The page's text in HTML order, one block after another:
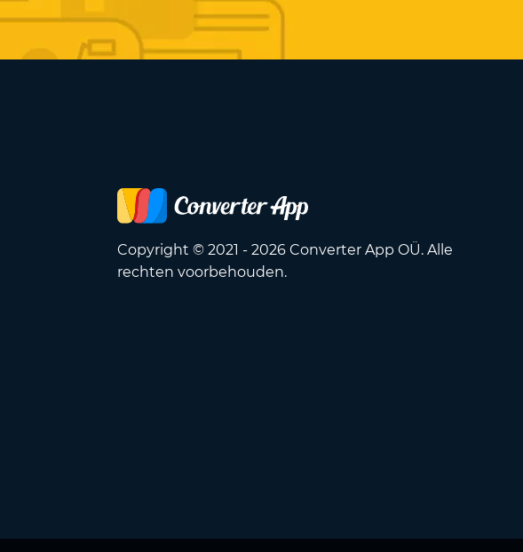
Copyright © 2021 - 2026 Converter App OÜ. Alle
rechten voorbehouden.